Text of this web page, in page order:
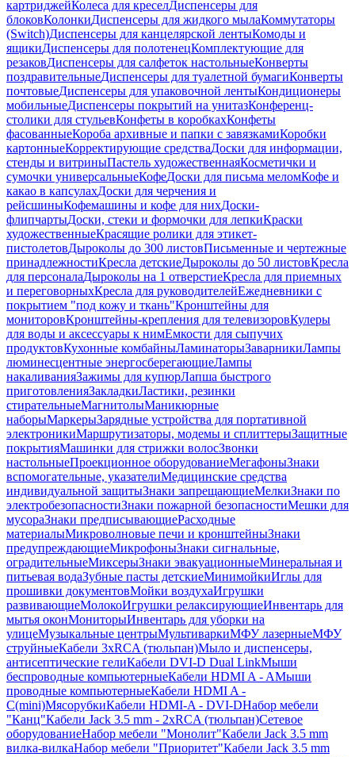
картриджейКолеса для креселДиспенсеры для
блоковКолонкиДиспенсеры для жидкого мылаКоммутаторы
(Switch)Диспенсеры для канцелярской лентыКомоды и
ящикиДиспенсеры для полотенецКомплектующие для
резаковДиспенсеры для салфеток настольныеКонверты
поздравительныеДиспенсеры для туалетной бумагиКонверты
почтовыеДиспенсеры для упаковочной лентыКондиционеры
мобильныеДиспенсеры покрытий на унитазКонференц-
столики для стульевКонфеты в коробкахКонфеты
фасованныеКороба архивные и папки с завязкамиКоробки
картонныеКорректирующие средстваДоски для информации,
стенды и витриныПастель художественнаяКосметички и
сумочки универсальныеКофеДоски для письма меломКофе и
какао в капсулахДоски для черчения и
рейсшиныКофемашины и кофе для нихДоски-
флипчартыДоски, стеки и формочки для лепкиКраски
художественныеКрасящие ролики для этикет-
пистолетовДыроколы до 300 листовПисьменные и чертежные
принадлежностиКресла детскиеДыроколы до 50 листовКресла
для персоналаДыроколы на 1 отверстиеКресла для приемных
и переговорныхКресла для руководителейЕжедневники с
покрытием "под кожу и ткань"Кронштейны для
мониторовКронштейны-крепления для телевизоровКулеры
для воды и аксессуары к нимЕмкости для сыпучих
продуктовКухонные комбайныЛаминаторыЗаварникиЛампы
люминесцентные энергосберегающиеЛампы
накаливанияЗажимы для купюрЛапша быстрого
приготовленияЗакладкиЛастики, резинки
стирательныеМагнитолыМаникюрные
наборыМаркерыЗарядные устройства для портативной
электроникиМаршрутизаторы, модемы и сплиттерыЗащитные
покрытияМашинки для стрижки волосЗвонки
настольныеПроекционное оборудованиеМегафоныЗнаки
вспомогательные, указателиМедицинские средства
индивидуальной защитыЗнаки запрещающиеМелкиЗнаки по
электробезопасностиЗнаки пожарной безопасностиМешки для
мусораЗнаки предписывающиеРасходные
материалыМикроволновые печи и кронштейныЗнаки
предупреждающиеМикрофоныЗнаки сигнальные,
оградительныеМиксерыЗнаки эвакуационныеМинеральная и
питьевая водаЗубные пасты детскиеМинимойкиИглы для
прошивки документовМойки воздухаИгрушки
развивающиеМолокоИгрушки релаксирующиеИнвентарь для
мытья оконМониторыИнвентарь для уборки на
улицеМузыкальные центрыМультиваркиМФУ лазерныеМФУ
струйныеКабели 3xRCA (тюльпан)Мыло и диспенсеры,
антисептические гелиКабели DVI-D Dual LinkМыши
беспроводные компьютерныеКабели HDMI A - AМыши
проводные компьютерныеКабели HDMI A -
C(mini)МясорубкиКабели HDMI-A - DVI-DНабор мебели
"Канц"Кабели Jack 3.5 mm - 2xRCA (тюльпан)Сетевое
оборудованиеНабор мебели "Монолит"Кабели Jack 3.5 mm
вилка-вилкаНабор мебели "Приоритет"Кабели Jack 3.5 mm